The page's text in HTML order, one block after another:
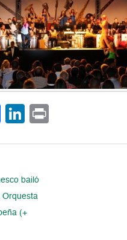
Facebook
LinkedIn
bailó
Orquesta
(+